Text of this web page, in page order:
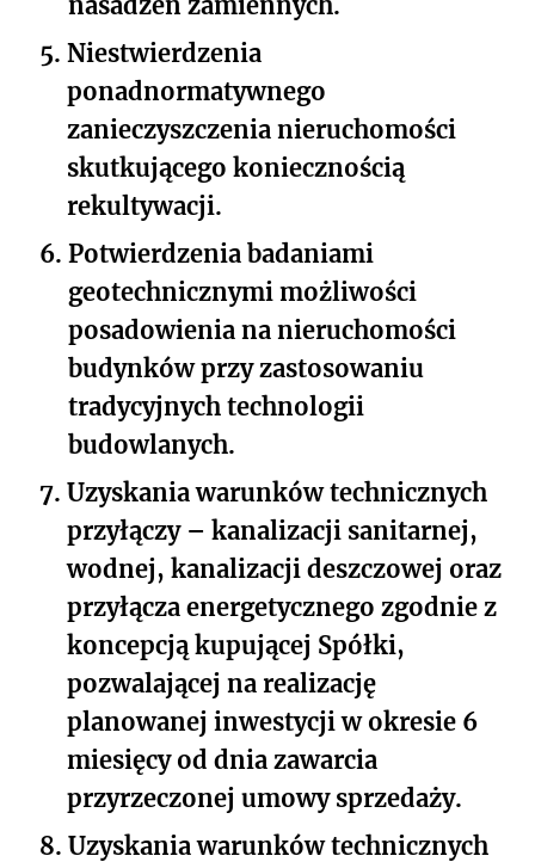
5. Niestwierdzenia
ponadnormatywnego
zanieczyszczenia nieruchomości
skutkującego koniecznością
rekultywacji.
6. Potwierdzenia badaniami
geotechnicznymi możliwości
posadowienia na nieruchomości
budynków przy zastosowaniu
tradycyjnych technologii
budowlanych.
7. Uzyskania warunków technicznych
przyłączy – kanalizacji sanitarnej,
wodnej, kanalizacji deszczowej oraz
przyłącza energetycznego zgodnie z
koncepcją kupującej Spółki,
pozwalającej na realizację
planowanej inwestycji w okresie 6
miesięcy od dnia zawarcia
przyrzeczonej umowy sprzedaży.
8. Uzyskania warunków technicznych